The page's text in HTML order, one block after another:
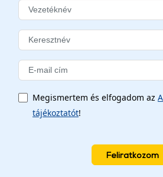
Megismertem és elfogadom az
tájékoztatót!
Feliratkozom